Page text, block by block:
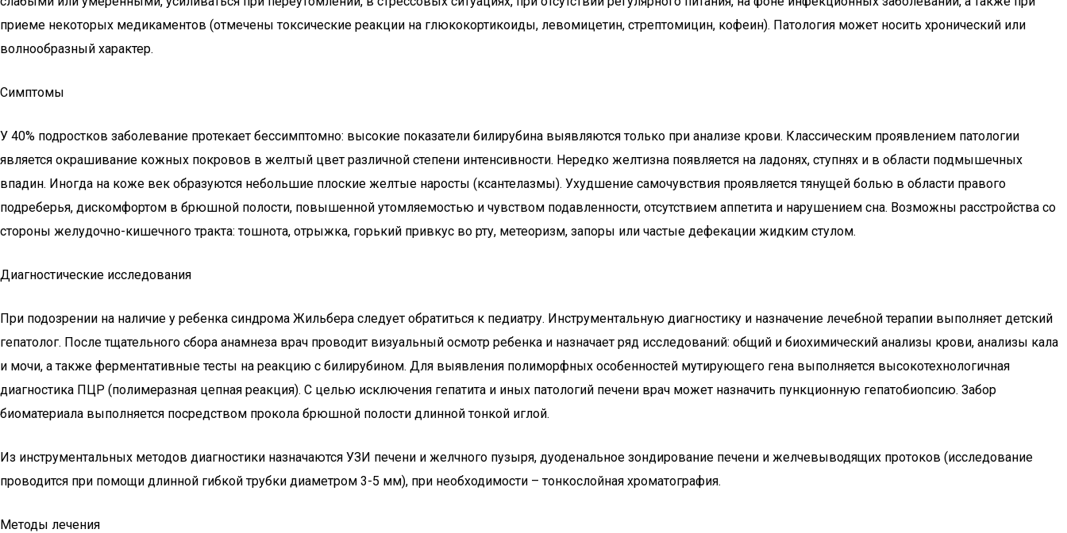
приеме некоторых медикаментов (отмечены токсические реакции на глюкокортикоиды, левомицетин, стрептомицин, кофеин). Патология может носить хронический или
волнообразный характер.
Симптомы
У 40% подростков заболевание протекает бессимптомно: высокие показатели билирубина выявляются только при анализе крови. Классическим проявлением патологии
является окрашивание кожных покровов в желтый цвет различной степени интенсивности. Нередко желтизна появляется на ладонях, ступнях и в области подмышечных
впадин. Иногда на коже век образуются небольшие плоские желтые наросты (ксантелазмы). Ухудшение самочувствия проявляется тянущей болью в области правого
подреберья, дискомфортом в брюшной полости, повышенной утомляемостью и чувством подавленности, отсутствием аппетита и нарушением сна. Возможны расстройства со
стороны желудочно-кишечного тракта: тошнота, отрыжка, горький привкус во рту, метеоризм, запоры или частые дефекации жидким стулом.
Диагностические исследования
При подозрении на наличие у ребенка синдрома Жильбера следует обратиться к педиатру. Инструментальную диагностику и назначение лечебной терапии выполняет детский
гепатолог. После тщательного сбора анамнеза врач проводит визуальный осмотр ребенка и назначает ряд исследований: общий и биохимический анализы крови, анализы кала
и мочи, а также ферментативные тесты на реакцию с билирубином. Для выявления полиморфных особенностей мутирующего гена выполняется высокотехнологичная
диагностика ПЦР (полимеразная цепная реакция). С целью исключения гепатита и иных патологий печени врач может назначить пункционную гепатобиопсию. Забор
биоматериала выполняется посредством прокола брюшной полости длинной тонкой иглой.
Из инструментальных методов диагностики назначаются УЗИ печени и желчного пузыря, дуоденальное зондирование печени и желчевыводящих протоков (исследование
проводится при помощи длинной гибкой трубки диаметром 3-5 мм), при необходимости – тонкослойная хроматография.
Методы лечения